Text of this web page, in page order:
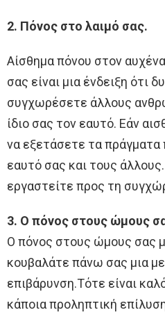
2. Πόνος στο λαιμό σας.
Αίσθημα πόνου στον
σας είναι μια ένδειξη ότι
συγχωρέσετε άλλους
ίδιο σας τον εαυτό. Εάν
να εξετάσετε τα πράγματα
εαυτό σας και τους
εργαστείτε προς τη
3. Ο πόνος στους ώμους
Ο πόνος στους ώμους σας
κουβαλάτε πάνω σας μια
επιβάρυνση.Τότε είναι
κάποια προληπτική